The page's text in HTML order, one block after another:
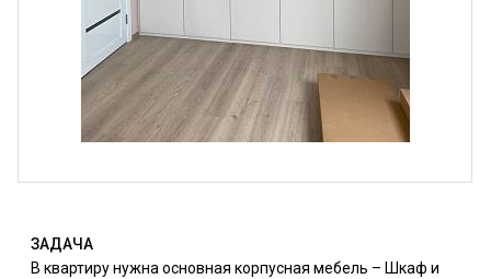
ЗАДАЧА
В квартиру нужна основная корпусная мебель – Шкаф и